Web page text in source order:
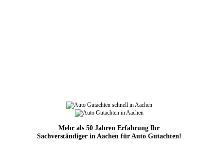
Mehr als 50 Jahren Erfahrung Ihr
Sachverständiger in Aachen für Auto Gutachten!